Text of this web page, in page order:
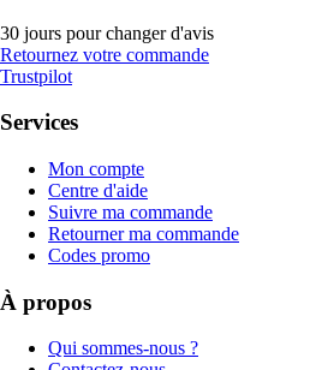
30 jours pour changer d'avis
Retournez votre commande
Trustpilot
Services
Mon compte
Centre d'aide
Suivre ma commande
Retourner ma commande
Codes promo
À propos
Qui sommes-nous ?